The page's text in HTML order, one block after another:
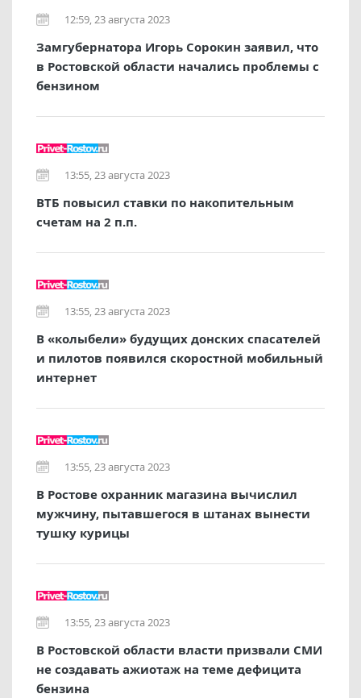
12:59, 23 августа 2023
Замгубернатора Игорь Сорокин заявил, что
в Ростовской области начались проблемы с
бензином
13:55, 23 августа 2023
ВТБ повысил ставки по накопительным
счетам на 2 п.п.
13:55, 23 августа 2023
В «колыбели» будущих донских спасателей
и пилотов появился скоростной мобильный
интернет
13:55, 23 августа 2023
В Ростове охранник магазина вычислил
мужчину, пытавшегося в штанах вынести
тушку курицы
13:55, 23 августа 2023
В Ростовской области власти призвали СМИ
не создавать ажиотаж на теме дефицита
бензина